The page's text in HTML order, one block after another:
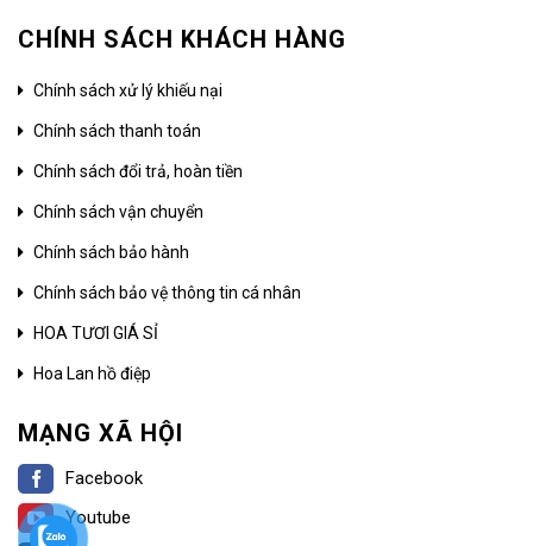
CHÍNH SÁCH KHÁCH HÀNG
Chính sách xử lý khiếu nại
Chính sách thanh toán
Chính sách đổi trả, hoàn tiền
Chính sách vận chuyển
Chính sách bảo hành
Chính sách bảo vệ thông tin cá nhân
HOA TƯƠI GIÁ SỈ
Hoa Lan hồ điệp
MẠNG XÃ HỘI
Facebook
Youtube